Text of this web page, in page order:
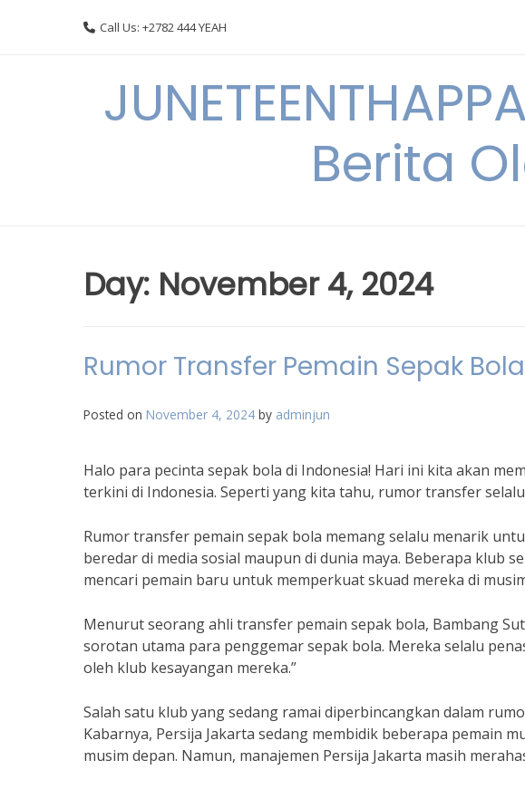
Call Us: +2782 444 YEAH
Berita
Day: November 4, 2024
Rumor Transfer Pemain Sepak
Posted on November 4, 2024 by adminjun
Halo para pecinta sepak bola di Indonesia! Hari ini kita akan
terkini di Indonesia. Seperti yang kita tahu, rumor transfer
Rumor transfer pemain sepak bola memang selalu menarik
beredar di media sosial maupun di dunia maya. Beberapa klub
mencari pemain baru untuk memperkuat skuad mereka di
Menurut seorang ahli transfer pemain sepak bola, Bambang
sorotan utama para penggemar sepak bola. Mereka selalu
oleh klub kesayangan mereka.”
Salah satu klub yang sedang ramai diperbincangkan dalam
Kabarnya, Persija Jakarta sedang membidik beberapa pemain
musim depan. Namun, manajemen Persija Jakarta masih